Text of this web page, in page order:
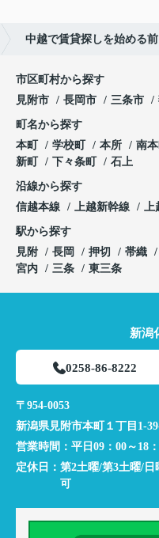
中越で賃貸探しを始める
市区町村から探す
見附市
長岡市 三条市
町名から探す
本町
学校町 本所 南本
新町
下々条町 石上
沿線から探す
信越本線
上越新幹線 上
駅から探す
見附
長岡 押切 帯織
宮内
三条 東三条
新潟
0258-86-8222
〒954-0053
新潟県見附市本町１丁目1-
営業時間： 平日09：00～18
定休日： 第2土曜/第3土曜/
可